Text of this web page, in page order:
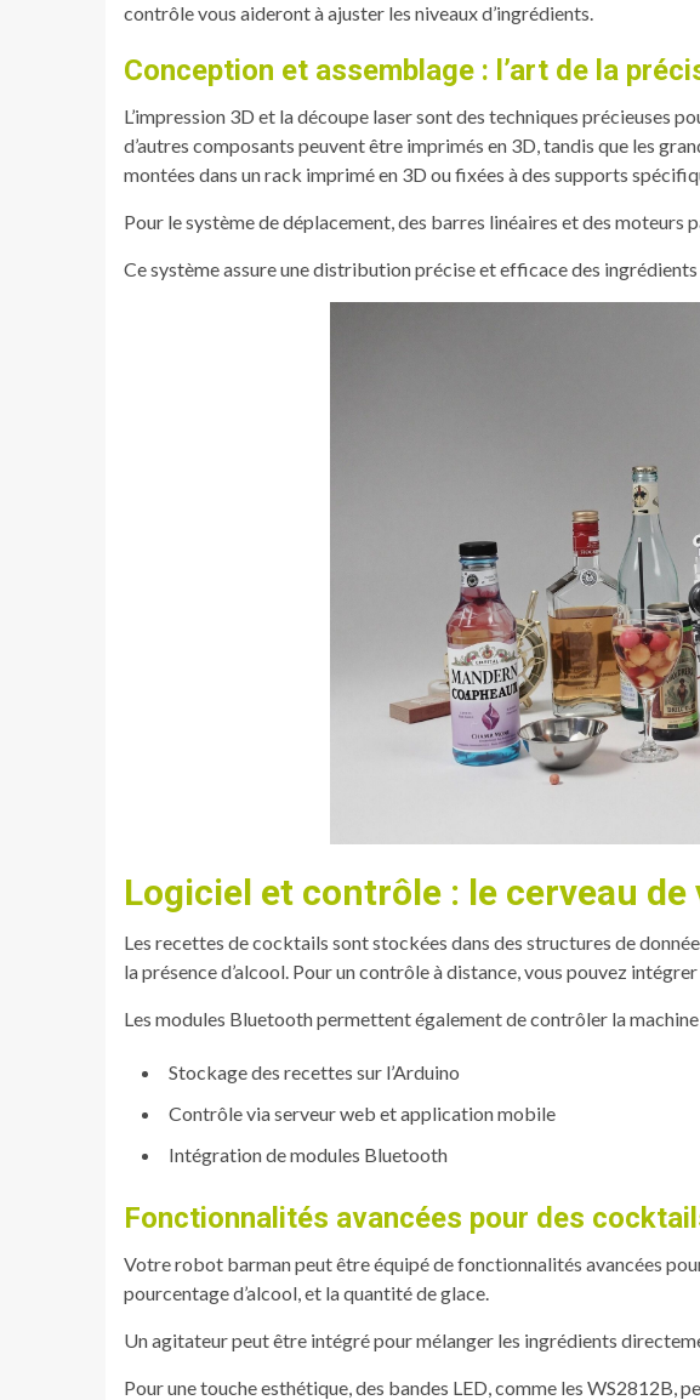
contrôle vous aideront à ajuster les niveaux d’ingrédients.
Conception et assemblage : l’art de la
L’impression 3D et la découpe laser sont des techniques précieuses
d’autres composants peuvent être imprimés en 3D, tandis que les
montées dans un rack imprimé en 3D ou fixées à des supports
Pour le système de déplacement, des barres linéaires et des
Ce système assure une distribution précise et efficace des ingrédients
Logiciel et contrôle : le cerveau
Les recettes de cocktails sont stockées dans des structures de
la présence d’alcool. Pour un contrôle à distance, vous pouvez
Les modules Bluetooth permettent également de contrôler la
Stockage des recettes sur l’Arduino
Contrôle via serveur web et application mobile
Intégration de modules Bluetooth
Fonctionnalités avancées pour des
Votre robot barman peut être équipé de fonctionnalités avancées
pourcentage d’alcool, et la quantité de glace.
Un agitateur peut être intégré pour mélanger les ingrédients
Pour une touche esthétique, des bandes LED, comme les WS2812B,